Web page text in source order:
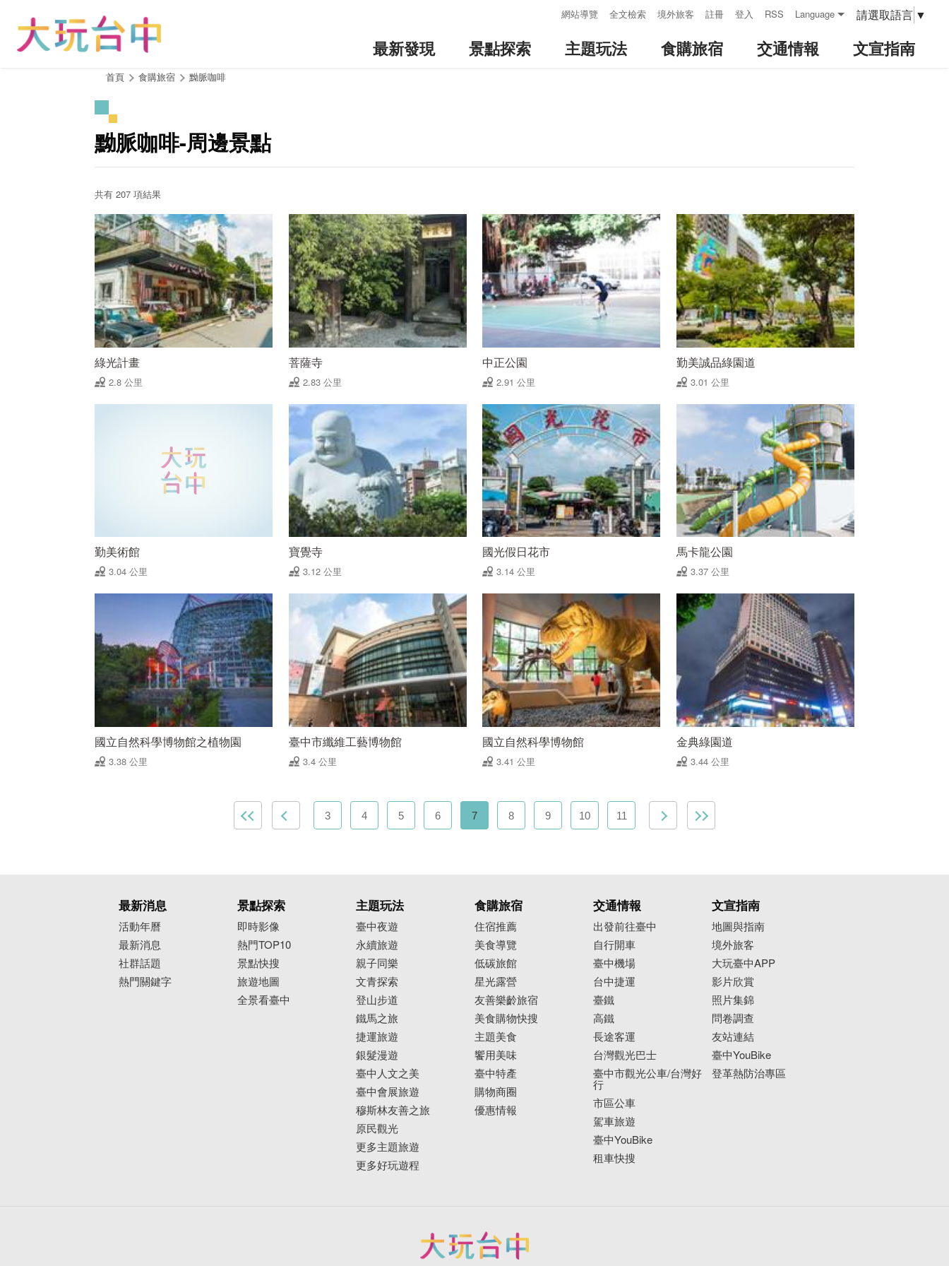
網站導覽 全文檢索 境外旅客 註冊 登入 RSS Language 請選取語言 ▼
最新發現 景點探索 主題玩法 食購旅宿 交通情報 文宣指南
首頁 食購旅宿 黝脈咖啡
黝脈咖啡-周邊景點
共有 207 項結果
綠光計畫
2.8 公里
菩薩寺
2.83 公里
中正公園
2.91 公里
勤美誠品綠園道
3.01 公里
勤美術館
3.04 公里
寶覺寺
3.12 公里
國光假日花市
3.14 公里
馬卡龍公園
3.37 公里
國立自然科學博物館之植物園
3.38 公里
臺中市纖維工藝博物館
3.4 公里
國立自然科學博物館
3.41 公里
金典綠園道
3.44 公里
3 4 5 6 7 8 9 10 11
最新消息
活動年曆
最新消息
社群話題
熱門關鍵字
景點探索
即時影像
熱門TOP10
景點快搜
旅遊地圖
全景看臺中
主題玩法
臺中夜遊
永續旅遊
親子同樂
文青探索
登山步道
鐵馬之旅
捷運旅遊
銀髮漫遊
臺中人文之美
臺中會展旅遊
穆斯林友善之旅
原民觀光
更多主題旅遊
更多好玩遊程
食購旅宿
住宿推薦
美食導覽
低碳旅館
星光露營
友善樂齡旅宿
美食購物快搜
主題美食
饗用美味
臺中特產
購物商圈
優惠情報
交通情報
出發前往臺中
自行開車
臺中機場
台中捷運
臺鐵
高鐵
長途客運
台灣觀光巴士
臺中市觀光公車/台灣好
行
市區公車
駕車旅遊
臺中YouBike
租車快搜
文宣指南
地圖與指南
境外旅客
大玩臺中APP
影片欣賞
照片集錦
問卷調查
友站連結
臺中YouBike
登革熱防治專區